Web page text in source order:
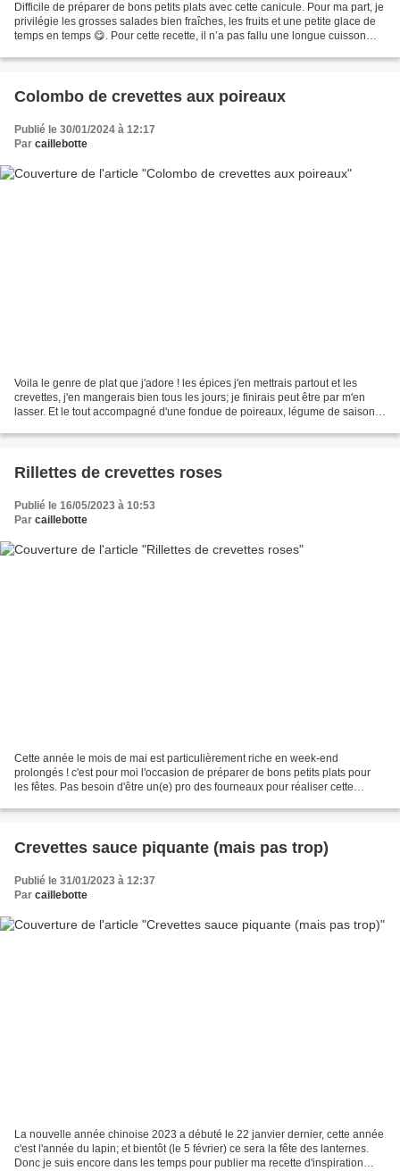
Difficile de préparer de bons petits plats avec cette canicule. Pour ma part, je
privilégie les grosses salades bien fraîches, les fruits et une petite glace de
temps en temps 😋. Pour cette recette, il n’a pas fallu une longue cuisson
Colombo de crevettes aux poireaux
Publié le 30/01/2024 à 12:17
Par caillebotte
Voila le genre de plat que j'adore ! les épices j'en mettrais partout et les
crevettes, j'en mangerais bien tous les jours; je finirais peut être par m'en
lasser. Et le tout accompagné d'une fondue de poireaux, légume de saison
Rillettes de crevettes roses
Publié le 16/05/2023 à 10:53
Par caillebotte
Cette année le mois de mai est particulièrement riche en week-end
prolongés ! c'est pour moi l'occasion de préparer de bons petits plats pour
les fêtes. Pas besoin d'être un(e) pro des fourneaux pour réaliser cette
Crevettes sauce piquante (mais pas trop)
Publié le 31/01/2023 à 12:37
Par caillebotte
La nouvelle année chinoise 2023 a débuté le 22 janvier dernier, cette année
c'est l'année du lapin; et bientôt (le 5 février) ce sera la fête des lanternes.
Donc je suis encore dans les temps pour publier ma recette d'inspiration